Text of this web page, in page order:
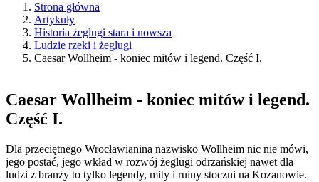
Strona główna
Artykuły
Historia żeglugi stara i nowsza
Ludzie rzeki i żeglugi
Caesar Wollheim - koniec mitów i legend. Część I.
Caesar Wollheim - koniec mitów i legend.
Część I.
Dla przeciętnego Wrocławianina nazwisko Wollheim nic nie mówi,
jego postać, jego wkład w rozwój żeglugi odrzańskiej nawet dla
ludzi z branży to tylko legendy, mity i ruiny stoczni na Kozanowie.